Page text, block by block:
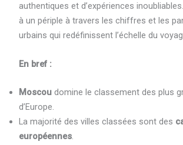
authentiques et d’expériences
à un périple à travers les chiffres et les
urbains qui redéfinissent l’échelle du
En bref :
Moscoudomine le classement des plus
d’Europe.
La majorité des villes classées sont des
européennes.